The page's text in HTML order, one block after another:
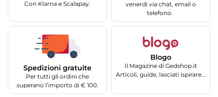
Con Klarna e Scalapay.
venerdì via chat, email o
telefono.
Spedizioni gratuite
Per tutti gli ordini che
superano l’importo di € 100.
Blogo
Il Magazine di Gedshop.it
Articoli, guide, lasciati ispirare...